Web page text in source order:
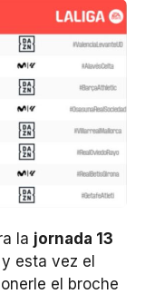
la jornada 13
esta vez el
el broche